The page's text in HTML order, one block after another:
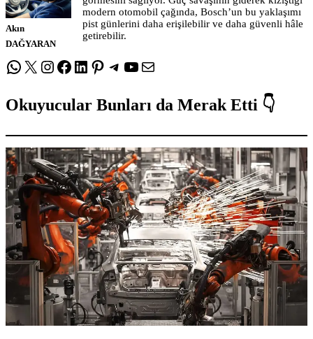
Akın
DAĞYARAN
modern otomobil çağında, Bosch’un bu yaklaşımı
pist günlerini daha erişilebilir ve daha güvenli hâle
getirebilir.
WhatsApp
X Instagram
Facebook
LinkedIn
Pinterest
Telegram
YouTube
E-posta
Okuyucular Bunları da Merak Etti 👇